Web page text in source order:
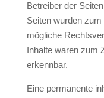
Betreiber der
Seiten wurden
mögliche
Inhalte waren zum
erkennbar.
Eine permanente